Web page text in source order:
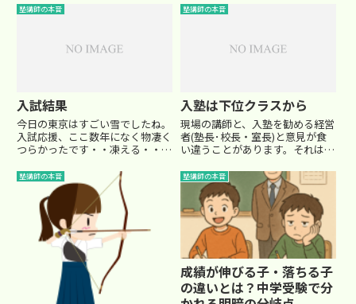
はつらい時期です。 二学期終了
備から予習まで、やる仕事...
て、ちゃんと曲がり角が近づくと
すね。たまに、電波が届かなく
塾講師の本音
入試結果
今日の東京はすごい雪でしたね。
入試応援、ここ数年になく物凄く
つらかったです・・凍える・・
験に挑んでくれた子達もたくさん
いました。頼もしい。さて、既に
第一志望校の結果が発表されて、
喜んでいるご家庭もあれば、複...
塾講師の本音
入塾は下位クラスから
現場の講師と、入塾を勧める経営
者(塾長･校長・室長)と意見が食
い違うことがあります。それは、
か」という場合です。新しく塾に
通うにせよ、転塾にせよ、入塾テ
ストや体験を経て入塾に至りま
す。同じ学年にクラスの数が多い
塾講師の本音 塾講師の本音
成績が伸びる子・落ちる子
の違いとは？中学受験で分